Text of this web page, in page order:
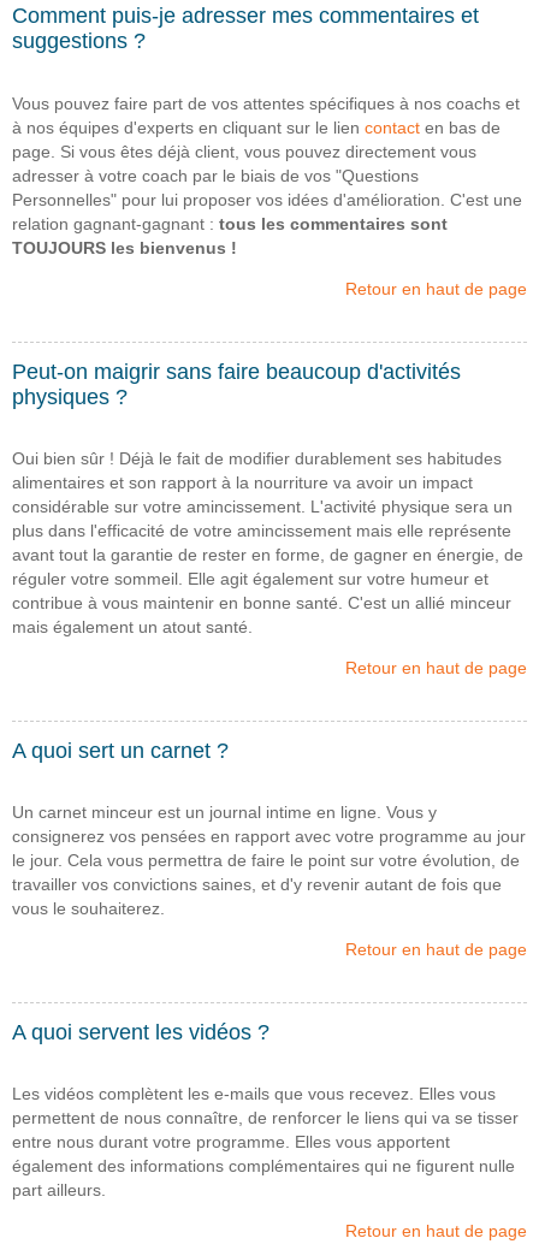
Comment puis-je adresser mes commentaires et
suggestions ?
Vous pouvez faire part de vos attentes spécifiques à nos coachs et
à nos équipes d'experts en cliquant sur le lien contact en bas de
page. Si vous êtes déjà client, vous pouvez directement vous
adresser à votre coach par le biais de vos "Questions
Personnelles" pour lui proposer vos idées d'amélioration. C'est une
relation gagnant-gagnant : tous les commentaires sont
TOUJOURS les bienvenus !
Retour en haut de page
Peut-on maigrir sans faire beaucoup d'activités
physiques ?
Oui bien sûr ! Déjà le fait de modifier durablement ses habitudes
alimentaires et son rapport à la nourriture va avoir un impact
considérable sur votre amincissement. L'activité physique sera un
plus dans l'efficacité de votre amincissement mais elle représente
avant tout la garantie de rester en forme, de gagner en énergie, de
réguler votre sommeil. Elle agit également sur votre humeur et
contribue à vous maintenir en bonne santé. C'est un allié minceur
mais également un atout santé.
Retour en haut de page
A quoi sert un carnet ?
Un carnet minceur est un journal intime en ligne. Vous y
consignerez vos pensées en rapport avec votre programme au jour
le jour. Cela vous permettra de faire le point sur votre évolution, de
travailler vos convictions saines, et d'y revenir autant de fois que
vous le souhaiterez.
Retour en haut de page
A quoi servent les vidéos ?
Les vidéos complètent les e-mails que vous recevez. Elles vous
permettent de nous connaître, de renforcer le liens qui va se tisser
entre nous durant votre programme. Elles vous apportent
également des informations complémentaires qui ne figurent nulle
part ailleurs.
Retour en haut de page